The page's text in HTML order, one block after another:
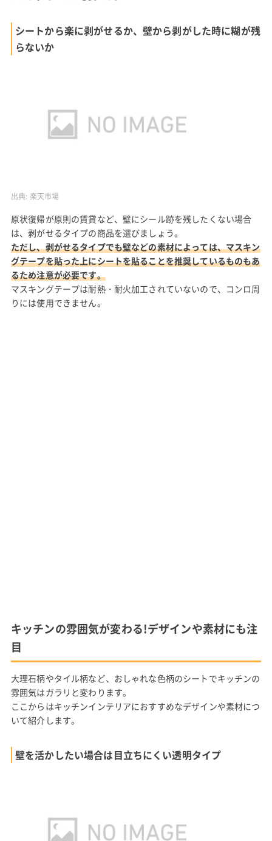
シートから楽に剥がせるか、壁から剥がした時に糊が残
らないか
出典: 楽天市場
原状復帰が原則の賃貸など、壁にシール跡を残したくない場合
は、剥がせるタイプの商品を選びましょう。
ただし、剥がせるタイプでも壁などの素材によっては、マスキン
グテープを貼った上にシートを貼ることを推奨しているものもあ
るため注意が必要です。
マスキングテープは耐熱・耐火加工されていないので、コンロ周
りには使用できません。
キッチンの雰囲気が変わる!デザインや素材にも注
目
大理石柄やタイル柄など、おしゃれな色柄のシートでキッチンの
雰囲気はガラリと変わります。
ここからはキッチンインテリアにおすすめなデザインや素材につ
いて紹介します。
壁を活かしたい場合は目立ちにくい透明タイプ